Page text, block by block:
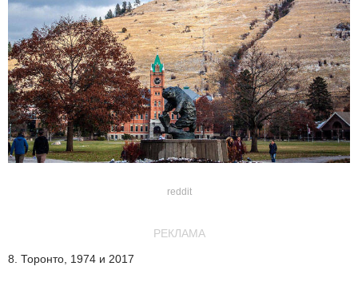
reddit
РЕКЛАМА
8. Торонто, 1974 и 2017